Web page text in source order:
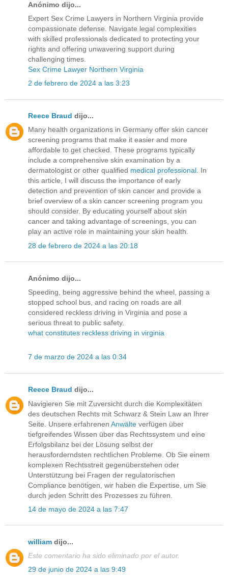
Anónimo dijo...
Expert Sex Crime Lawyers in Northern Virginia provide
compassionate defense. Navigate legal complexities
with skilled professionals dedicated to protecting your
rights and offering unwavering support during
challenging times.
Sex Crime Lawyer Northern Virginia
2 de febrero de 2024 a las 3:23
Reece Braud dijo...
Many health organizations in Germany offer skin cancer
screening programs that make it easier and more
affordable to get checked. These programs typically
include a comprehensive skin examination by a
dermatologist or other qualified medical professional. In
this article, I will discuss the importance of early
detection and prevention of skin cancer and provide a
brief overview of a skin cancer screening program you
should consider. By educating yourself about skin
cancer and taking advantage of screenings, you can
play an active role in maintaining your skin health.
28 de febrero de 2024 a las 20:18
Anónimo dijo...
Speeding, being aggressive behind the wheel, passing a
stopped school bus, and racing on roads are all
considered reckless driving in Virginia and pose a
serious threat to public safety.
what constitutes reckless driving in virginia
7 de marzo de 2024 a las 0:34
Reece Braud dijo...
Navigieren Sie mit Zuversicht durch die Komplexitäten
des deutschen Rechts mit Schwarz & Stein Law an Ihrer
Seite. Unsere erfahrenen Anwälte verfügen über
tiefgreifendes Wissen über das Rechtssystem und eine
Erfolgsbilanz bei der Lösung selbst der
herausforderndsten rechtlichen Probleme. Ob Sie einem
komplexen Rechtsstreit gegenüberstehen oder
Unterstützung bei Fragen der regulatorischen
Compliance benötigen, wir haben die Expertise, um Sie
durch jeden Schritt des Prozesses zu führen.
14 de mayo de 2024 a las 7:47
william dijo...
Este comentario ha sido eliminado por el autor.
29 de junio de 2024 a las 9:49